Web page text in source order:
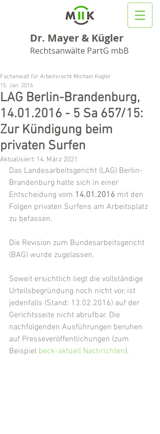
Dr. Mayer & Kügler
Rechtsanwälte PartG mbB
LAG Berlin-Brandenburg,
14.01.2016 - 5 Sa 657/15:
Zur Kündigung beim
privaten Surfen
Fachanwalt für Arbeitsrecht Michael Kügler
15. Jan. 2016
Aktualisiert: 14. März 2021
Das Landesarbeitsgericht (LAG) Berlin-
Brandenburg hatte sich in einer
Entscheidung vom 14.01.2016 mit den
Folgen privaten Surfens am Arbeitsplatz
zu befassen.
Die Revision zum Bundesarbeitsgericht
(BAG) wurde zugelassen.
Soweit ersichtlich liegt die vollständige
Urteilsbegründung noch nicht vor, ist
jedenfalls (Stand: 13.02.2016) auf der
Gerichtsseite nicht abrufbar. Die
nachfolgenden Ausführungen beruhen
auf Presseveröffentlichungen (zum
Beispiel beck-aktuell Nachrichten).